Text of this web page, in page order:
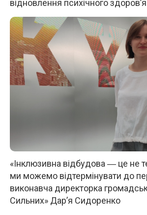
відновлення психічного
«Інклюзивна відбудова ― це не
ми можемо відтермінувати до
виконавча директорка
Сильних» Дар’я Сидоренко